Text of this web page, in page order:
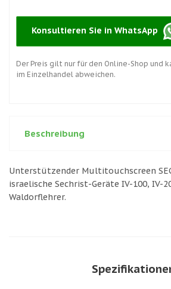
Konsultieren Sie in WhatsApp
Der Preis gilt nur für den Online-Shop und
im Einzelhandel abweichen.
Beschreibung
Unterstützender Multitouchscreen
israelische Sechrist-Geräte IV-100, IV-
Waldorflehrer.